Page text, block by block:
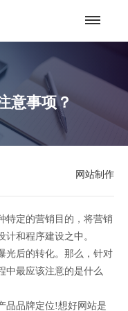
意事项？
网站制作
定的营销目的，将营销
和程序建设之中。
后的转化。那么，针对
中最应该注意的是什么
品牌定位!想好网站是